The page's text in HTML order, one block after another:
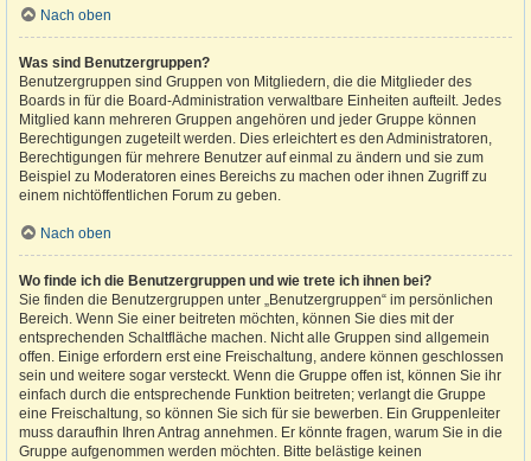
Nach oben
Was sind Benutzergruppen?
Benutzergruppen sind Gruppen von Mitgliedern, die die Mitglieder des
Boards in für die Board-Administration verwaltbare Einheiten aufteilt. Jedes
Mitglied kann mehreren Gruppen angehören und jeder Gruppe können
Berechtigungen zugeteilt werden. Dies erleichtert es den Administratoren,
Berechtigungen für mehrere Benutzer auf einmal zu ändern und sie zum
Beispiel zu Moderatoren eines Bereichs zu machen oder ihnen Zugriff zu
einem nichtöffentlichen Forum zu geben.
Nach oben
Wo finde ich die Benutzergruppen und wie trete ich ihnen bei?
Sie finden die Benutzergruppen unter „Benutzergruppen“ im persönlichen
Bereich. Wenn Sie einer beitreten möchten, können Sie dies mit der
entsprechenden Schaltfläche machen. Nicht alle Gruppen sind allgemein
offen. Einige erfordern erst eine Freischaltung, andere können geschlossen
sein und weitere sogar versteckt. Wenn die Gruppe offen ist, können Sie ihr
einfach durch die entsprechende Funktion beitreten; verlangt die Gruppe
eine Freischaltung, so können Sie sich für sie bewerben. Ein Gruppenleiter
muss daraufhin Ihren Antrag annehmen. Er könnte fragen, warum Sie in die
Gruppe aufgenommen werden möchten. Bitte belästige keinen